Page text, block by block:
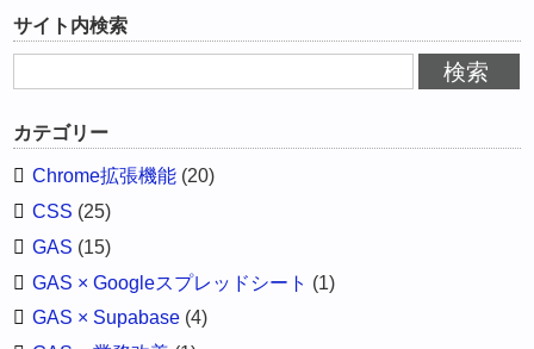
サイト内検索
カテゴリー
Chrome拡張機能 (20)
CSS (25)
GAS (15)
GAS × Googleスプレッドシート (1)
GAS × Supabase (4)